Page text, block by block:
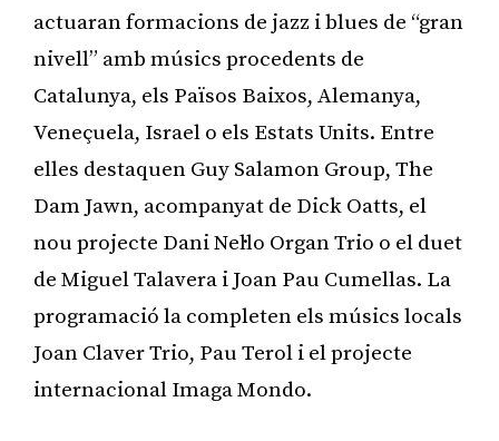
actuaran formacions de jazz i blues de “gran
nivell” amb músics procedents de
Catalunya, els Països Baixos, Alemanya,
Veneçuela, Israel o els Estats Units. Entre
elles destaquen Guy Salamon Group, The
Dam Jawn, acompanyat de Dick Oatts, el
nou projecte Dani Nel·lo Organ Trio o el duet
de Miguel Talavera i Joan Pau Cumellas. La
programació la completen els músics locals
Joan Claver Trio, Pau Terol i el projecte
internacional Imaga Mondo.